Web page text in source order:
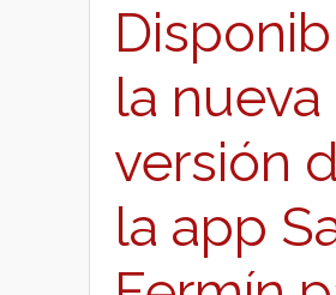
la nueva
versión
la app